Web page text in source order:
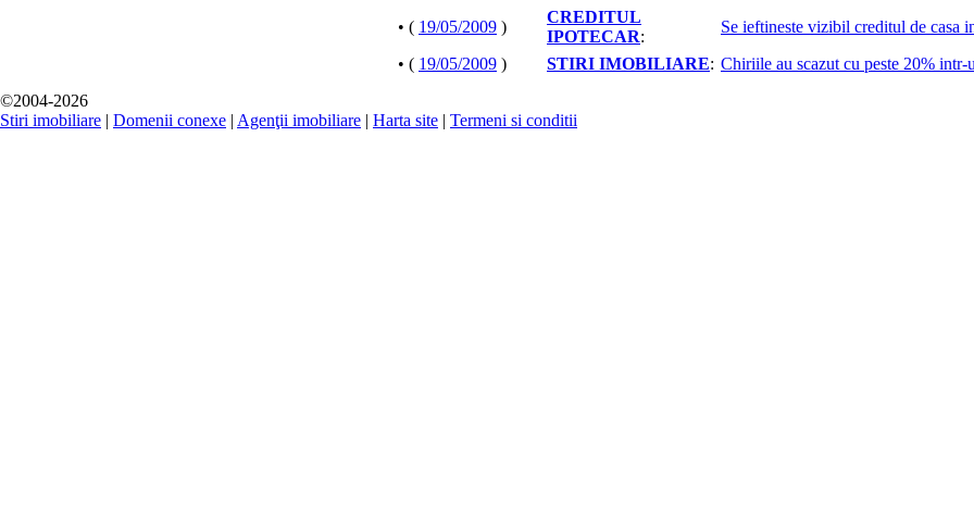
• ( 19/05/2009 )
CREDITUL
IPOTECAR:
Se ieftineste vizibil creditul de casa
• ( 19/05/2009 ) STIRI IMOBILIARE: Chiriile au scazut cu peste 20% intr-
©2004-2026
Stiri imobiliare | Domenii conexe | Agenţii imobiliare | Harta site | Termeni si conditii